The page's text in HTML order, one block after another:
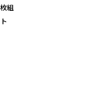
組